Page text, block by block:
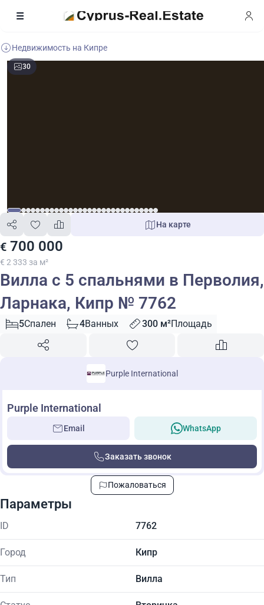
Недвижимость на Кипре
30
€ 700 000
€ 2 333 за м²
На карте
Вилла с 5 спальнями в Перволия,
Ларнака, Кипр № 7762
5Спален 4Ванных 300 м²Площадь
Purple International
Purple International
Email WhatsApp
Заказать звонок
Пожаловаться
Параметры
ID 7762
Город Кипр
Тип Вилла